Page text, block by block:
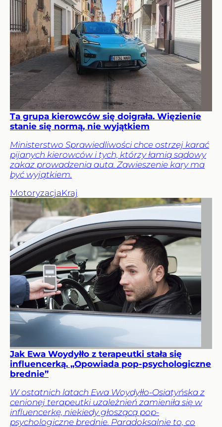
Ta grupa kierowców się doigrała. Więzienie
stanie się normą, nie wyjątkiem
Ministerstwo Sprawiedliwości chce ostrzej karać
pijanych kierowców i tych, którzy łamią sądowy
zakaz prowadzenia auta. Zawieszenie kary ma
być wyjątkiem.
MotoryzacjaKraj
Jak Ewa Woydyłło z terapeutki stała się
influencerką. „Opowiada pop-psychologiczne
brednie”
W ostatnich latach Ewa Woydyłło-Osiatyńska z
cenionej terapeutki uzależnień zamieniła się w
influencerkę, niekiedy głoszącą pop-
psychologiczne brednie. Paradoksalnie to, co